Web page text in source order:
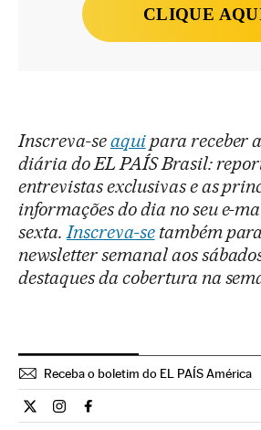
CLIQUE
Inscreva-seaquipara receber
diária do EL PAÍS Brasil:
entrevistas exclusivas e as
informações do dia no seu e-
sexta.Inscreva-setambém
newsletter semanal aos
destaques da cobertura na
Receba o boletim do EL PAÍS América
Cultura El País Brasil en Twitter
Cultura El País Brasil en
Cultura El País Brasil en